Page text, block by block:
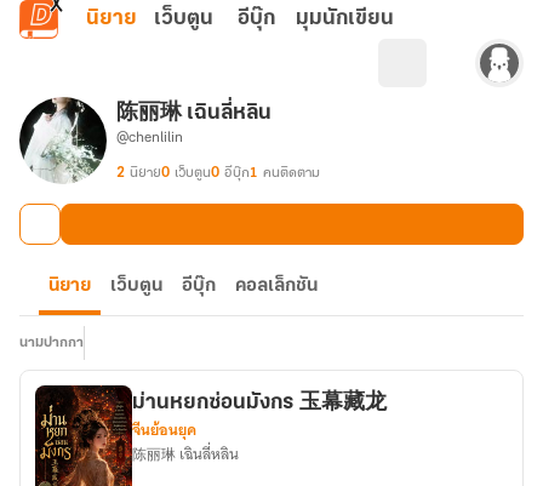
ข้ามไปยังเนื้อหาหลัก
นิยาย เว็บตูน อีบุ๊ก มุมนักเขียน
陈丽琳 เฉินลี่หลิน
@chenlilin
2 นิยาย0 เว็บตูน0 อีบุ๊ก1 คนติดตาม
นิยาย เว็บตูน อีบุ๊ก คอลเล็กชัน
นามปากกา
ม่านหยกซ่อนมังกร 玉幕藏龙
จีนย้อนยุค
陈丽琳 เฉินลี่หลิน